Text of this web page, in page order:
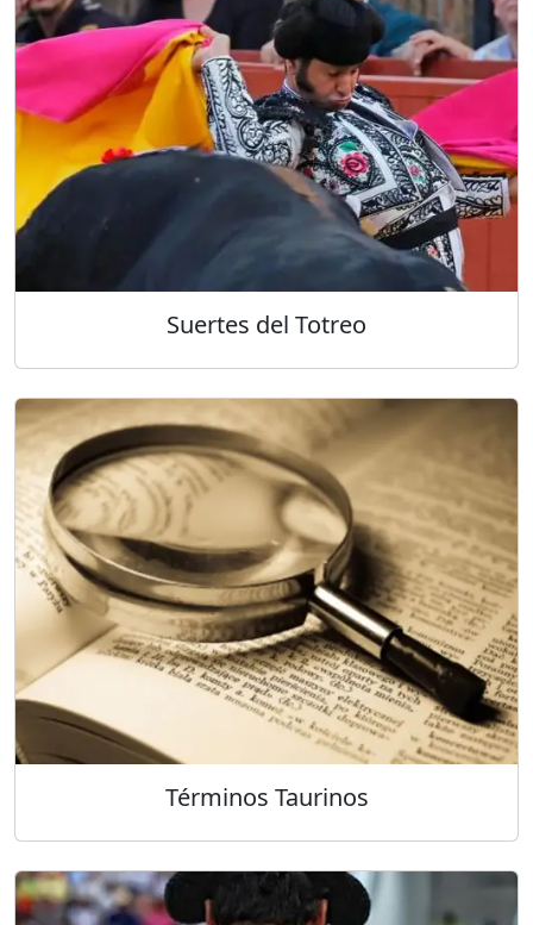
Suertes del Totreo
Términos Taurinos